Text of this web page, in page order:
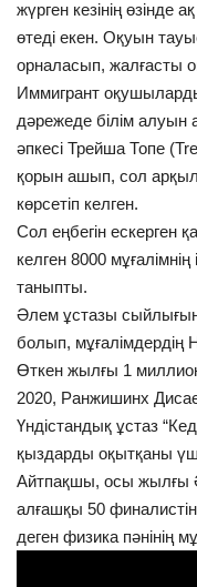
English Қазақ тілі
жүрген кезінің өзінде
өтеді екен. Оқуын
орналасып, жалғасты
Иммигрант
дәрежеде білім алуын
әпкесі Трейша Топе
қорын ашып, сол
көрсетіп келген.
Сол еңбегін ескерген
келген 8000
таныпты.
Әлем ұстазы
болып, мұғалімдердің
Өткен жылғы 1
2020, Ранжишинх
Үндістандық ұстаз
қыздарды оқытқаны
Айтпақшы, осы жылғы
алғашқы 50
деген физика пәнінің